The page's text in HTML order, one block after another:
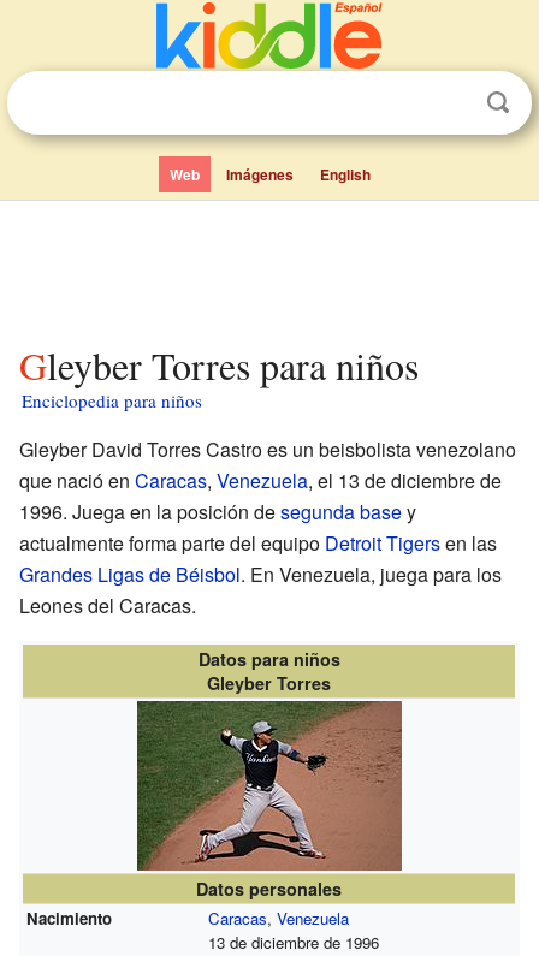
Web Imágenes English
Gleyber Torres para niños
Enciclopedia para niños
Gleyber David Torres Castro es un beisbolista venezolano
que nació en Caracas, Venezuela, el 13 de diciembre de
1996. Juega en la posición desegunda basey
actualmente forma parte del equipo Detroit Tigersen las
Grandes Ligas de Béisbol. En Venezuela, juega para los
Leones del Caracas.
Datos para niños
Gleyber Torres
Datos personales
Nacimiento Caracas, Venezuela
13 de diciembre de 1996